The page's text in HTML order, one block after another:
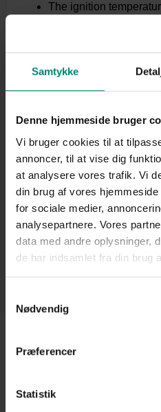
Samtykke
Denne hjemmeside bruger
Vi bruger cookies til at
annoncer, til at vise dig
at analysere vores trafik. Vi
din brug af vores
for sociale medier,
analysepartnere. Vores
data med andre oplysninger,
de har indsamlet fra din brug
Nødvendig
Præferencer
Statistik
The ignition
where the
150°C.
any trouble with the app